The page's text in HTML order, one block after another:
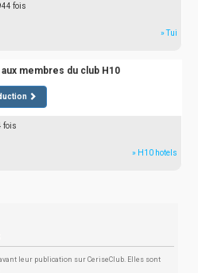
fois
» Tui
membres du club H10
fois
» H10 hotels
leur publication sur CeriseClub. Elles sont